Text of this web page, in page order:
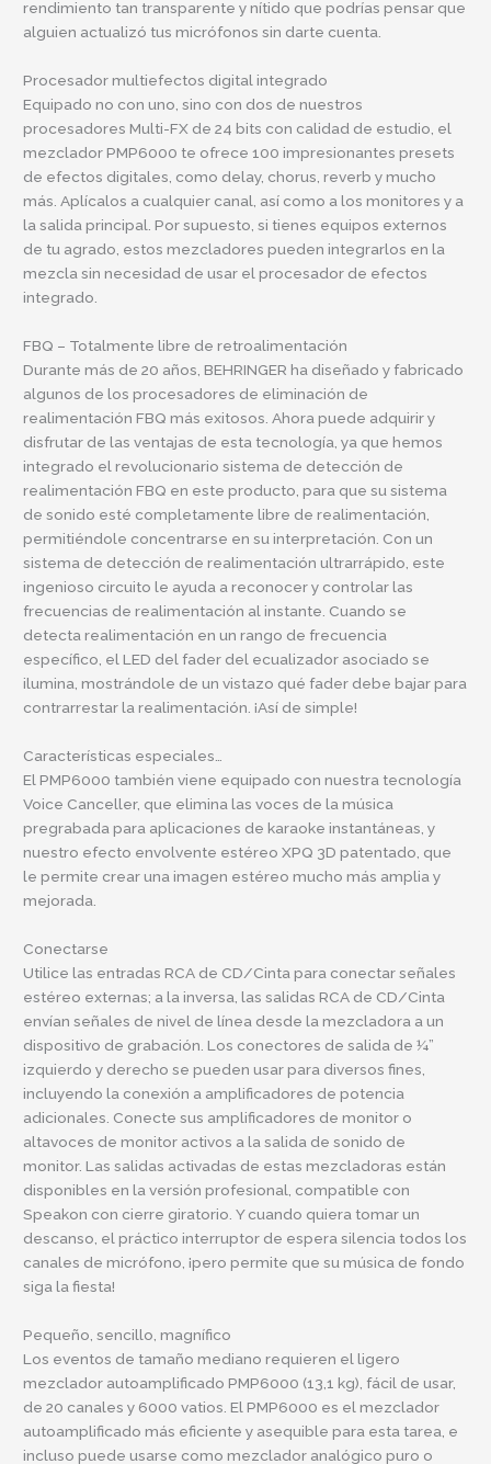
rendimiento tan transparente y nítido que podrías pensar que
alguien actualizó tus micrófonos sin darte cuenta.
Procesador multiefectos digital integrado
Equipado no con uno, sino con dos de nuestros
procesadores Multi-FX de 24 bits con calidad de estudio, el
mezclador PMP6000 te ofrece 100 impresionantes presets
de efectos digitales, como delay, chorus, reverb y mucho
más. Aplícalos a cualquier canal, así como a los monitores y a
la salida principal. Por supuesto, si tienes equipos externos
de tu agrado, estos mezcladores pueden integrarlos en la
mezcla sin necesidad de usar el procesador de efectos
integrado.
FBQ – Totalmente libre de retroalimentación
Durante más de 20 años, BEHRINGER ha diseñado y fabricado
algunos de los procesadores de eliminación de
realimentación FBQ más exitosos. Ahora puede adquirir y
disfrutar de las ventajas de esta tecnología, ya que hemos
integrado el revolucionario sistema de detección de
realimentación FBQ en este producto, para que su sistema
de sonido esté completamente libre de realimentación,
permitiéndole concentrarse en su interpretación. Con un
sistema de detección de realimentación ultrarrápido, este
ingenioso circuito le ayuda a reconocer y controlar las
frecuencias de realimentación al instante. Cuando se
detecta realimentación en un rango de frecuencia
específico, el LED del fader del ecualizador asociado se
ilumina, mostrándole de un vistazo qué fader debe bajar para
contrarrestar la realimentación. ¡Así de simple!
Características especiales…
El PMP6000 también viene equipado con nuestra tecnología
Voice Canceller, que elimina las voces de la música
pregrabada para aplicaciones de karaoke instantáneas, y
nuestro efecto envolvente estéreo XPQ 3D patentado, que
le permite crear una imagen estéreo mucho más amplia y
mejorada.
Conectarse
Utilice las entradas RCA de CD/Cinta para conectar señales
estéreo externas; a la inversa, las salidas RCA de CD/Cinta
envían señales de nivel de línea desde la mezcladora a un
dispositivo de grabación. Los conectores de salida de ¼”
izquierdo y derecho se pueden usar para diversos fines,
incluyendo la conexión a amplificadores de potencia
adicionales. Conecte sus amplificadores de monitor o
altavoces de monitor activos a la salida de sonido de
monitor. Las salidas activadas de estas mezcladoras están
disponibles en la versión profesional, compatible con
Speakon con cierre giratorio. Y cuando quiera tomar un
descanso, el práctico interruptor de espera silencia todos los
canales de micrófono, ¡pero permite que su música de fondo
siga la fiesta!
Pequeño, sencillo, magnífico
Los eventos de tamaño mediano requieren el ligero
mezclador autoamplificado PMP6000 (13,1 kg), fácil de usar,
de 20 canales y 6000 vatios. El PMP6000 es el mezclador
autoamplificado más eficiente y asequible para esta tarea, e
incluso puede usarse como mezclador analógico puro o